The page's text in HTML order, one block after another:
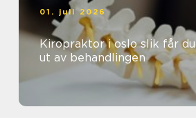
01. juli 2026
Kiropraktor i oslo slik får du mest mulig
ut av behandlingen